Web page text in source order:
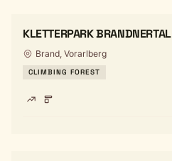
KLETTERPARK BRANDNERTAL
Brand, Vorarlberg
CLIMBING FOREST